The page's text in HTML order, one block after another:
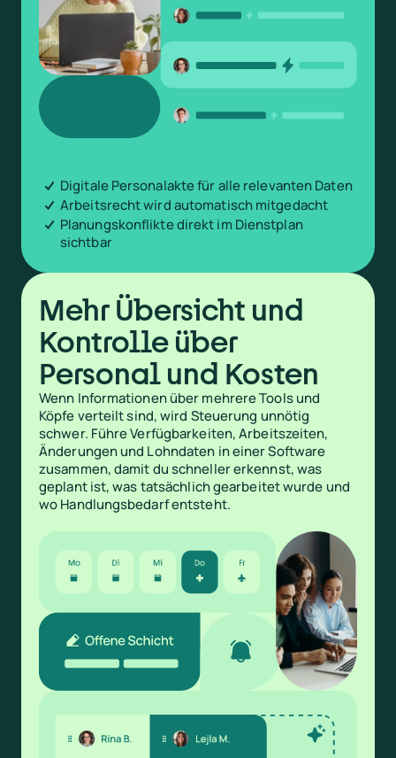
Digitale Personalakte für alle relevanten Daten
Arbeitsrecht wird automatisch mitgedacht
Planungskonflikte direkt im Dienstplan
sichtbar
Mehr Übersicht und
Kontrolle über
Personal und Kosten
Wenn Informationen über mehrere Tools und
Köpfe verteilt sind, wird Steuerung unnötig
schwer. Führe Verfügbarkeiten, Arbeitszeiten,
Änderungen und Lohndaten in einer Software
zusammen, damit du schneller erkennst, was
geplant ist, was tatsächlich gearbeitet wurde und
wo Handlungsbedarf entsteht.